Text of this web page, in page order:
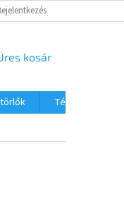
kosár
Téli termékek